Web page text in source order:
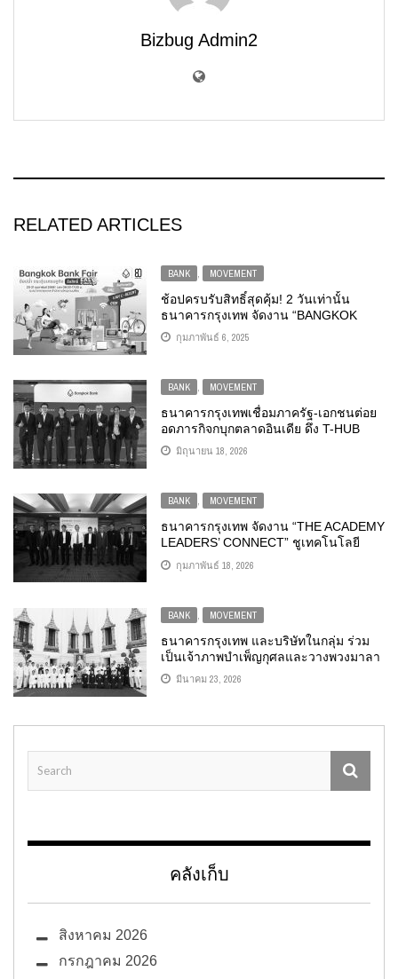
Bizbug Admin2
RELATED ARTICLES
BANK MOVEMENT
ช้อปครบรับสิทธิ์สุดคุ้ม! 2 วันเท่านั้น
ธนาคารกรุงเทพ จัดงาน “BANGKOK
BANK FAIR ช้อปฉ่ำ กระตุ้นเศรษฐกิจ รับ
สิทธิ์ EASY E-RECEIPT”
กุมภาพันธ์ 6, 2025
BANK , MOVEMENT
ธนาคารกรุงเทพเชื่อมภาครัฐ-เอกชนต่อย
อดภารกิจกบุกตลาดอินเดีย ดึง T-HUB
ผู้นำนวัตกรรม-สตาร์ทอัพอินเดีย เปิดประตู
โอกาสลงทุนใหม่ให้ผู้ประกอบการไทย
มิถุนายน 18, 2026
BANK , MOVEMENT
ธนาคารกรุงเทพ จัดงาน “THE ACADEMY
LEADERS’ CONNECT” ชูเทคโนโลยี
เสริมแกร่งเครือข่ายผู้ประกอบการ สร้าง
ความร่วมมือใหม่ทางธุรกิจ
กุมภาพันธ์ 18, 2026
BANK , MOVEMENT
ธนาคารกรุงเทพ และบริษัทในกลุ่ม ร่วม
เป็นเจ้าภาพบำเพ็ญกุศลและวางพวงมาลา
ถวายสักการะ พระบรมศพสมเด็จพระนาง
เจ้าสิริกิติ์ พระบรมราชินีนาถ พระบรม
มีนาคม 23, 2026
คลังเก็บ
สิงหาคม 2026
กรกฎาคม 2026